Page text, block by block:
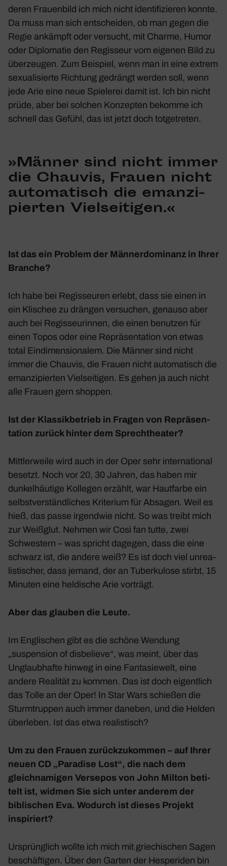
deren Frau­en­bild ich mich nicht iden­ti­fi­zieren konnte.
Da muss man sich entscheiden, ob man gegen die
Regie ankämpft oder versucht, mit Charme, Humor
oder Diplo­matie den Regis­seur vom eigenen Bild zu
über­zeugen. Zum Beispiel, wenn man in eine extrem
sexua­li­sierte Rich­tung gedrängt werden soll, wenn
jede Arie eine neue Spie­lerei damit ist. Ich bin nicht
prüde, aber bei solchen Konzepten bekomme ich
schnell das Gefühl, das ist jetzt doch totge­treten.
»Männer sind nicht immer
die Chauvis, Frauen nicht
auto­ma­tisch die eman­zi­
pierten Viel­sei­tigen.«
Ist das ein Problem der Männer­do­mi­nanz in Ihrer
Branche?
Ich habe bei Regis­seuren erlebt, dass sie einen in
ein Klischee zu drängen versu­chen, genauso aber
auch bei Regis­seu­rinnen, die einen benutzen für
einen Topos oder eine Reprä­sen­ta­tion von etwas
total Eindi­men­sio­nalem. Die Männer sind nicht
immer die Chauvis, die Frauen nicht auto­ma­tisch die
eman­zi­pierten Viel­sei­tigen. Es gehen ja auch nicht
alle Frauen gern shoppen.
Ist der Klas­sik­be­trieb in Fragen von Reprä­sen­
ta­tion zurück hinter dem Sprech­theater?
Mitt­ler­weile wird auch in der Oper sehr inter­na­tional
besetzt. Noch vor 20, 30 Jahren, das haben mir
dunkel­häu­tige Kollegen erzählt, war Haut­farbe ein
selbst­ver­ständ­li­ches Krite­rium für Absagen. Weil es
hieß, das passe irgendwie nicht. So was treibt mich
zur Weiß­glut. Nehmen wir Così fan tutte, zwei
Schwes­tern – was spricht dagegen, dass die eine
schwarz ist, die andere weiß? Es ist doch viel unrea­
lis­ti­scher, dass jemand, der an Tuber­ku­lose stirbt, 15
Minuten eine heldi­sche Arie vorträgt.
Aber das glauben die Leute.
Im Engli­schen gibt es die schöne Wendung
„suspen­sion of disbe­lieve“, was meint, über das
Unglaub­hafte hinweg in eine Fanta­sie­welt, eine
andere Realität zu kommen. Das ist doch eigent­lich
das Tolle an der Oper! In Star Wars schießen die
Sturm­truppen auch immer daneben, und die Helden
über­leben. Ist das etwa realis­tisch?
Um zu den Frauen zurück­zu­kommen – auf Ihrer
neuen CD „Para­dise Lost“, die nach dem
gleich­na­migen Vers­epos von John Milton beti­
telt ist, widmen Sie sich unter anderem der
bibli­schen Eva. Wodurch ist dieses Projekt
inspi­riert?
Ursprüng­lich wollte ich mich mit grie­chi­schen Sagen
beschäf­tigen. Über den Garten der Hespe­riden bin